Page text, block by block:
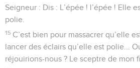
Seigneur : Dis : L’épée ! l’épée ! Elle
polie.
15 C’est bien pour massacrer qu’elle
lancer des éclairs qu’elle est polie...
réjouirions-nous ? Le sceptre de mon